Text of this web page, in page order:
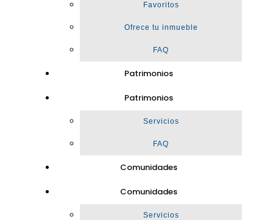
Favoritos
Ofrece tu inmueble
FAQ
Patrimonios
Patrimonios
Servicios
FAQ
Comunidades
Comunidades
Servicios